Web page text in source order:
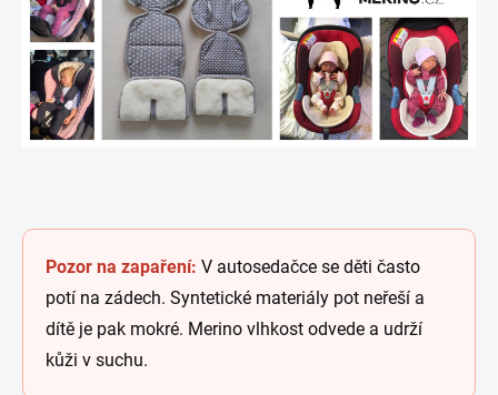
Pozor na zapaření: V autosedačce se děti často
potí na zádech. Syntetické materiály pot neřeší a
dítě je pak mokré. Merino vlhkost odvede a udrží
kůži v suchu.